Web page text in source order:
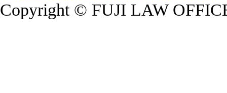
Copyright © FUJI LAW